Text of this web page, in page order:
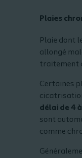
Plaies
Plaie dont
allongé
traitement
Certaines
délai de 4
sont
comme